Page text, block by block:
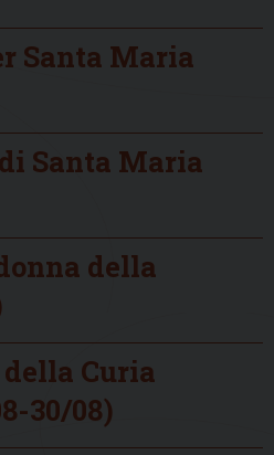
Santa Maria
Santa Maria
della
Curia
30/08)